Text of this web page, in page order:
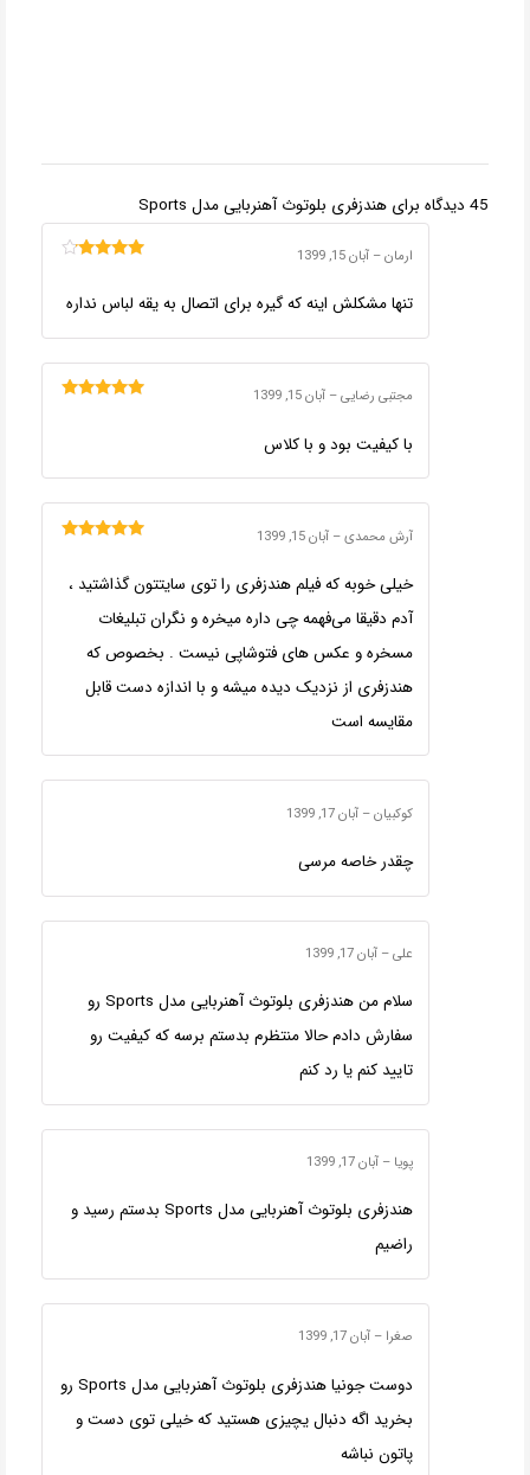
45 دیدگاه برای هندزفری بلوتوث آهنربایی مدل Sports
ارمان– آبان 15, 1399
تنها مشکلش اینه که گیره برای اتصال به یقه لباس نداره
مجتبی رضایی– آبان 15, 1399
با کیفیت بود و با کلاس
آرش محمدی– آبان 15, 1399
خیلی خوبه که فیلم هندزفری را توی سایتتون گذاشتید ،
آدم دقیقا می‌فهمه چی داره میخره و نگران تبلیغات
مسخره و عکس های فتوشاپی نیست . بخصوص که
هندزفری از نزدیک دیده میشه و با اندازه دست قابل
مقایسه است
کوکبیان– آبان 17, 1399
چقدر خاصه مرسی
علی– آبان 17, 1399
سلام من هندزفری بلوتوث آهنربایی مدل Sports رو
سفارش دادم حالا منتظرم بدستم برسه که کیفیت رو
تایید کنم یا رد کنم
پویا– آبان 17, 1399
هندزفری بلوتوث آهنربایی مدل Sports بدستم رسید و
راضیم
صغرا– آبان 17, 1399
دوست جونیا هندزفری بلوتوث آهنربایی مدل Sports رو
بخرید اگه دنبال یچیزی هستید که خیلی توی دست و
پاتون نباشه